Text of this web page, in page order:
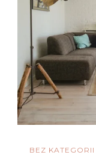
BEZ KATEGORII